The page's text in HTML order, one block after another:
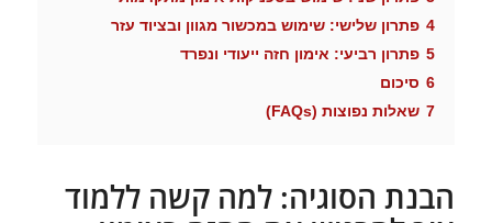
4 פתרון שלישי: שימוש במכשור מגוון ובציוד עזר
5 פתרון רביעי: אימון חזה ייעודי ונפרד
6 סיכום
7 שאלות נפוצות (FAQs)
הבנת הסוגיה: למה קשה ללמוד